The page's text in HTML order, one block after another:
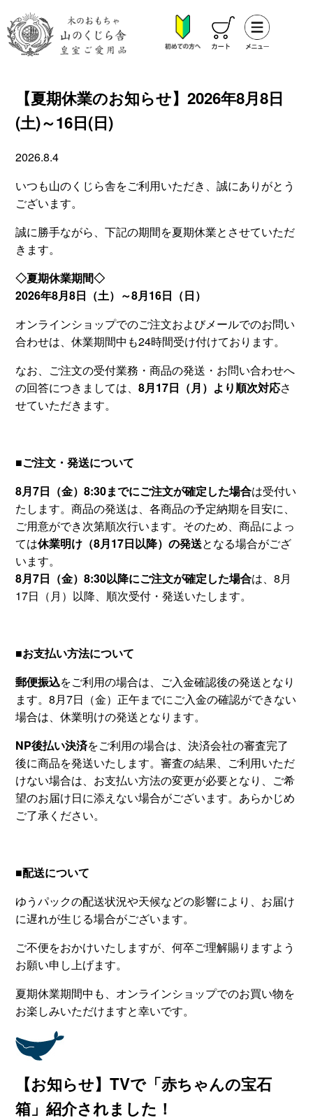
【夏期休業のお知らせ】2026年8月8日
(土)～16日(日)
2026.8.4
いつも山のくじら舎をご利用いただき、誠にありがとう
ございます。
誠に勝手ながら、下記の期間を夏期休業とさせていただ
きます。
◇夏期休業期間◇
2026年8月8日（土）～8月16日（日）
オンラインショップでのご注文およびメールでのお問い
合わせは、休業期間中も24時間受け付けております。
なお、ご注文の受付業務・商品の発送・お問い合わせへ
の回答につきましては、8月17日（月）より順次対応さ
せていただきます。
■ご注文・発送について
8月7日（金）8:30までにご注文が確定した場合は受付い
たします。商品の発送は、各商品の予定納期を目安に、
ご用意ができ次第順次行います。そのため、商品によっ
ては休業明け（8月17日以降）の発送となる場合がござ
います。
8月7日（金）8:30以降にご注文が確定した場合は、8月
17日（月）以降、順次受付・発送いたします。
■お支払い方法について
郵便振込をご利用の場合は、ご入金確認後の発送となり
ます。8月7日（金）正午までにご入金の確認ができない
場合は、休業明けの発送となります。
NP後払い決済をご利用の場合は、決済会社の審査完了
後に商品を発送いたします。審査の結果、ご利用いただ
けない場合は、お支払い方法の変更が必要となり、ご希
望のお届け日に添えない場合がございます。あらかじめ
ご了承ください。
■配送について
ゆうパックの配送状況や天候などの影響により、お届け
に遅れが生じる場合がございます。
ご不便をおかけいたしますが、何卒ご理解賜りますよう
お願い申し上げます。
夏期休業期間中も、オンラインショップでのお買い物を
お楽しみいただけますと幸いです。
【お知らせ】TVで「赤ちゃんの宝石
箱」紹介されました！